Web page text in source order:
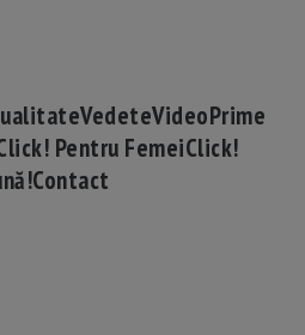
VedeteVideoPrime
Pentru FemeiClick!
Contact